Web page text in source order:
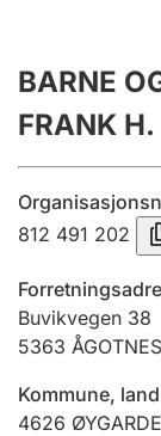
Innsending
Tinglysing
Jeger
Betaling og
BARNE
FRANK
812 491 202
Buvikvegen 38
5363 ÅGOTNES
Kommune, land
4626